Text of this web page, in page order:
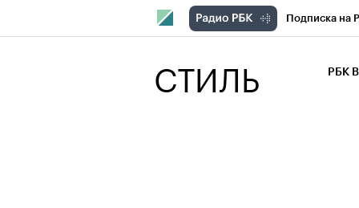
Подписка на
СТИЛЬ РБК